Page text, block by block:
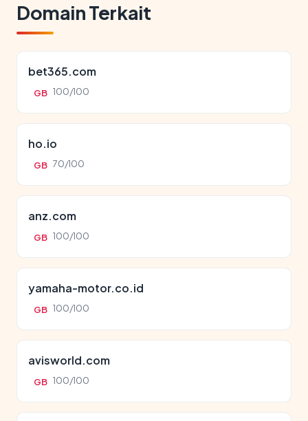
Domain Terkait
bet365.com
GB 100/100
ho.io
GB 70/100
anz.com
GB 100/100
yamaha-motor.co.id
GB 100/100
avisworld.com
GB 100/100